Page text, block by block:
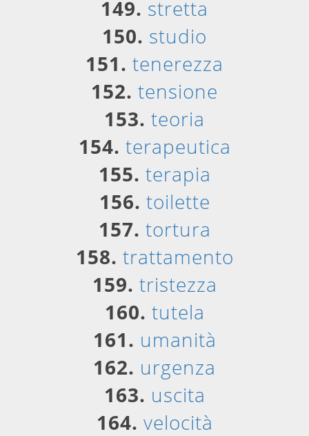
149. stretta
150. studio
151. tenerezza
152. tensione
153. teoria
154. terapeutica
155. terapia
156. toilette
157. tortura
158. trattamento
159. tristezza
160. tutela
161. umanità
162. urgenza
163. uscita
164. velocità